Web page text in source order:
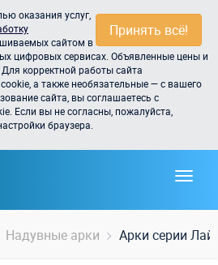
Принять всё!
оказания услуг,
сайтом в
цифровых сервисах. Объявленные цены и
корректной работы сайта
а также необязательные — с вашего
сайта, вы соглашаетесь с
Если вы не согласны, пожалуйста,
браузера.
Надувные арки Арки серии